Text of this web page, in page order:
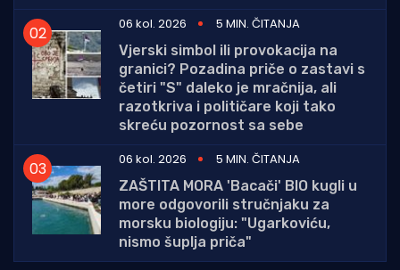
06 kol. 2026
5 MIN. ČITANJA
Vjerski simbol ili provokacija na
granici? Pozadina priče o zastavi s
četiri "S" daleko je mračnija, ali
razotkriva i političare koji tako
skreću pozornost sa sebe
06 kol. 2026
5 MIN. ČITANJA
ZAŠTITA MORA 'Bacači' BIO kugli u
more odgovorili stručnjaku za
morsku biologiju: "Ugarkoviću,
nismo šuplja priča"